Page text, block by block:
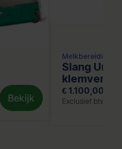
Bekijk
Melkbereiding
Slang
€ 1.100,00
Exclusief btw